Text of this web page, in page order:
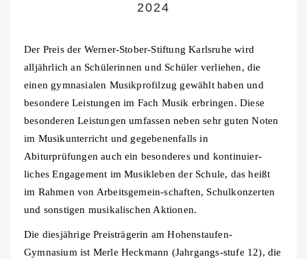
2024
Der Preis der Werner-Stober-Stiftung Karlsruhe wird
alljährlich an Schülerinnen und Schüler verliehen, die
einen gymnasialen Musikprofilzug gewählt haben und
besondere Leistungen im Fach Musik erbringen. Diese
besonderen Leistungen umfassen neben sehr guten Noten
im Musikunterricht und gegebenenfalls in
Abiturprüfungen auch ein besonderes und kontinuier-
liches Engagement im Musikleben der Schule, das heißt
im Rahmen von Arbeitsgemein-schaften, Schulkonzerten
und sonstigen musikalischen Aktionen.
Die diesjährige Preisträgerin am Hohenstaufen-
Gymnasium ist Merle Heckmann (Jahrgangs-stufe 12), die